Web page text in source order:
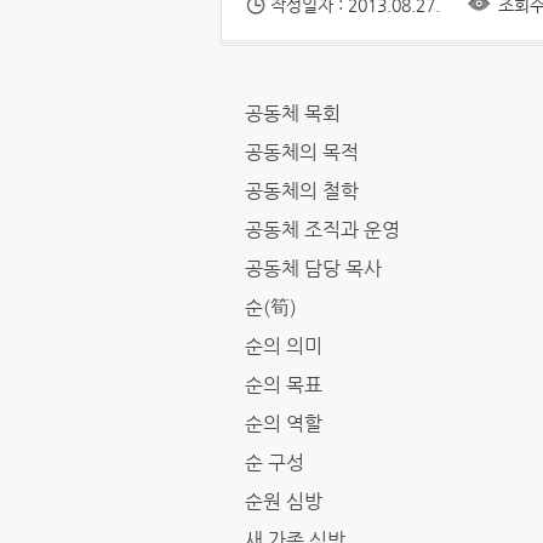
작성일자 : 2013.08.27. 조회
공동체 목회
공동체의 목적
공동체의 철학
공동체 조직과 운영
공동체 담당 목사
순(筍)
순의 의미
순의 목표
순의 역할
순 구성
순원 심방